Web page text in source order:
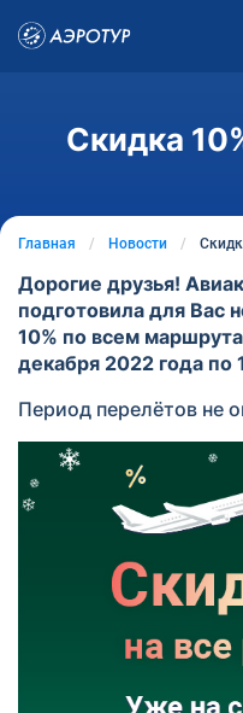
Скидка
Главная Новости
Дорогие друзья!
подготовила для Вас
10% по всем
декабря 2022 года по
Период перелётов не